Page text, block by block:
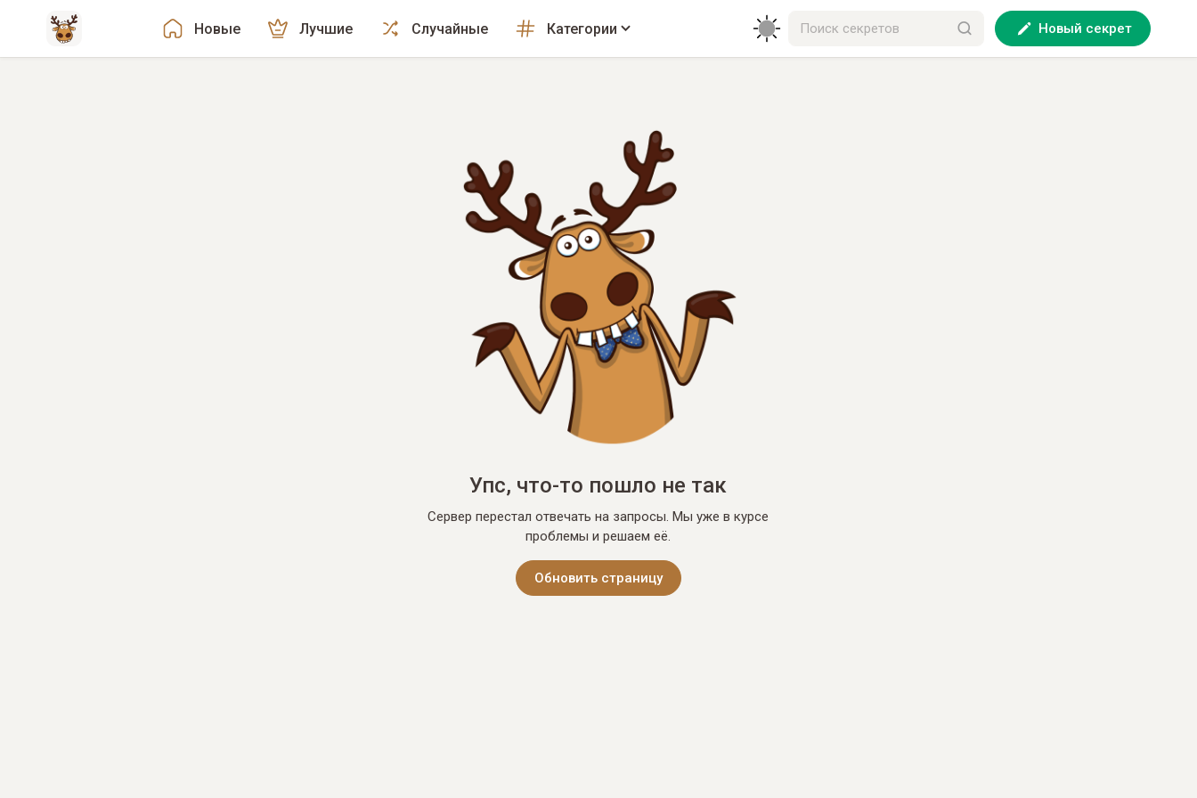
Новые Лучшие Случайные Категории Новый секрет
Упс, что-то пошло не так
Сервер перестал отвечать на запросы. Мы уже в курсе
проблемы и решаем её.
Обновить страницу